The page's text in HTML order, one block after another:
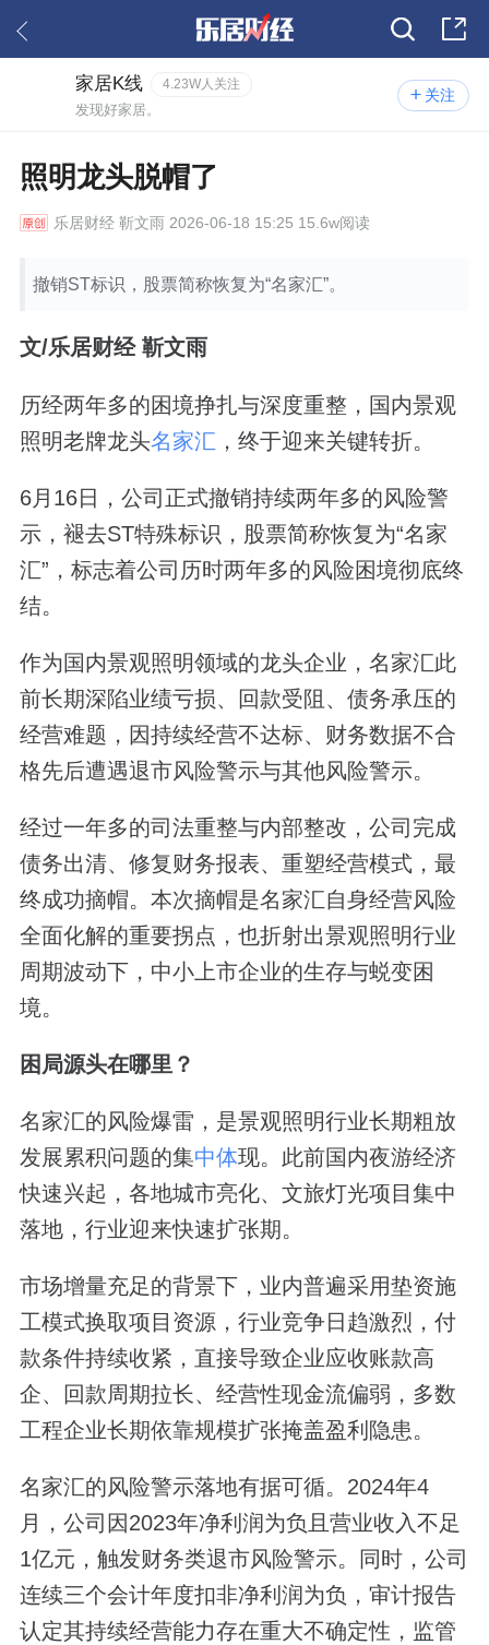
关注
家居K线 4.23W人关注
发现好家居。
照明龙头脱帽了
乐居财经靳文雨 2026-06-18 15:25 15.6w阅读
撤销ST标识，股票简称恢复为“名家汇”。
文/乐居财经 靳文雨
历经两年多的困境挣扎与深度重整，国内景观
照明老牌龙头名家汇 ，终于迎来关键转折。
6月16日，公司正式撤销持续两年多的风险警
示，褪去ST特殊标识，股票简称恢复为“名家
汇”，标志着公司历时两年多的风险困境彻底终
结。
作为国内景观照明领域的龙头企业，名家汇此
前长期深陷业绩亏损、回款受阻、债务承压的
经营难题，因持续经营不达标、财务数据不合
格先后遭遇退市风险警示与其他风险警示。
经过一年多的司法重整与内部整改，公司完成
债务出清、修复财务报表、重塑经营模式，最
终成功摘帽。本次摘帽是名家汇自身经营风险
全面化解的重要拐点，也折射出景观照明行业
周期波动下，中小上市企业的生存与蜕变困
境。
困局源头在哪里？
名家汇的风险爆雷，是景观照明行业长期粗放
发展累积问题的集中体现。此前国内夜游经济
快速兴起，各地城市亮化、文旅灯光项目集中
落地，行业迎来快速扩张期。
市场增量充足的背景下，业内普遍采用垫资施
工模式换取项目资源，行业竞争日趋激烈，付
款条件持续收紧，直接导致企业应收账款高
企、回款周期拉长、经营性现金流偏弱，多数
工程企业长期依靠规模扩张掩盖盈利隐患。
名家汇的风险警示落地有据可循。2024年4
月，公司因2023年净利润为负且营业收入不足
1亿元，触发财务类退市风险警示。同时，公司
连续三个会计年度扣非净利润为负，审计报告
认定其持续经营能力存在重大不确定性，监管